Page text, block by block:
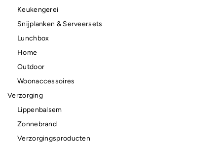
Keukengerei
Snijplanken & Serveersets
Lunchbox
Home
Outdoor
Woonaccessoires
Verzorging
Lippenbalsem
Zonnebrand
Verzorgingsproducten